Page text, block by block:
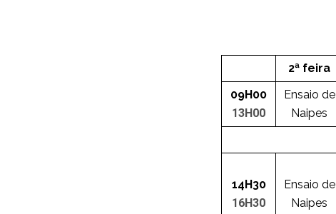
2ª feira
09H00
13H00
Ensaio de
Naipes
14H30
16H30
Ensaio de
Naipes